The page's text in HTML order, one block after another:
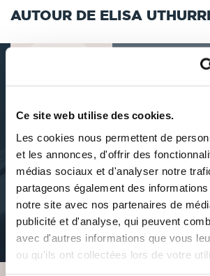
Ce site web utilise des cookies.
Les cookies nous permettent de
et les annonces, d'offrir des
médias sociaux et d'analyser notre
partageons également des
notre site avec nos partenaires de
publicité et d'analyse, qui peuvent
avec d'autres informations que vous
ou qu'ils ont collectées lors de votre
AUTOUR DE ELISA
UTHURRIAGUE
À PROPOS DE
Cet auteur n'a pas de description